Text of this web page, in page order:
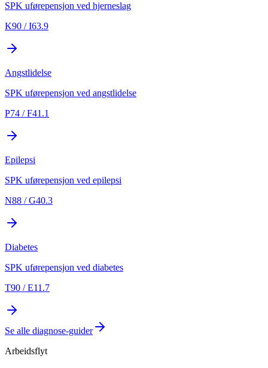
SPK uførepensjon ved hjerneslag
K90 / I63.9
Angstlidelse
SPK uførepensjon ved angstlidelse
P74 / F41.1
Epilepsi
SPK uførepensjon ved epilepsi
N88 / G40.3
Diabetes
SPK uførepensjon ved diabetes
T90 / E11.7
Se alle diagnose-guider
Arbeidsflyt